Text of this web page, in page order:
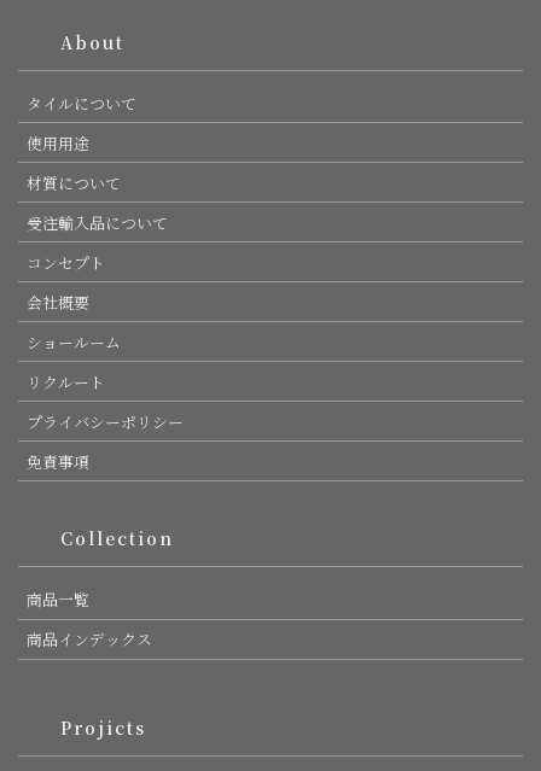
About
タイルについて
使用用途
材質について
受注輸入品について
コンセプト
会社概要
ショールーム
リクルート
プライバシーポリシー
免責事項
Collection
商品一覧
商品インデックス
Projicts